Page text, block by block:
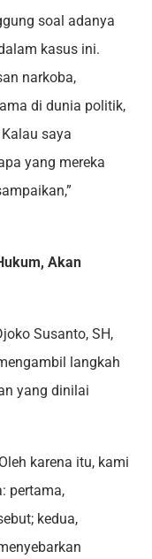
soal adanya
kasus ini.
narkoba,
di dunia politik,
saya
yang mereka
Akan
Susanto, SH,
langkah
yang dinilai
karena itu, kami
pertama,
kedua,